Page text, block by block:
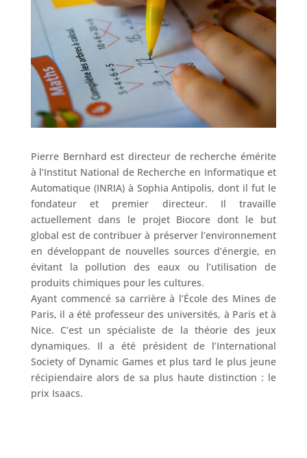
Pierre Bernhard est directeur de recherche émérite
à l’Institut National de Recherche en Informatique et
Automatique (INRIA) à Sophia Antipolis, dont il fut le
fondateur et premier directeur. Il travaille
actuellement dans le projet Biocore dont le but
global est de contribuer à préserver l’environnement
en développant de nouvelles sources d’énergie, en
évitant la pollution des eaux ou l’utilisation de
produits chimiques pour les cultures.
Ayant commencé sa carrière à l’École des Mines de
Paris, il a été professeur des universités, à Paris et à
Nice. C’est un spécialiste de la théorie des jeux
dynamiques. Il a été président de l’International
Society of Dynamic Games et plus tard le plus jeune
récipiendaire alors de sa plus haute distinction : le
prix Isaacs.